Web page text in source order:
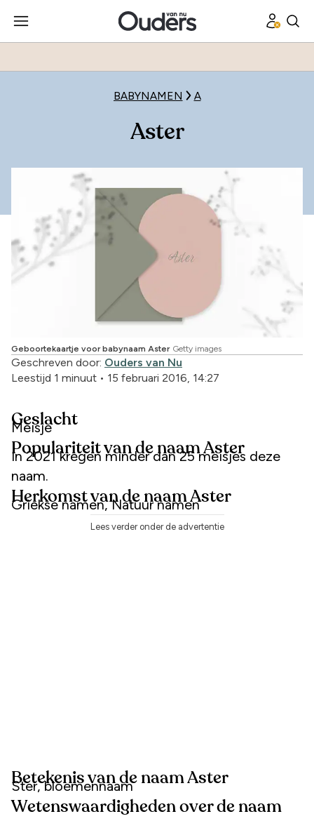
BABYNAMEN A
Aster
Geboortekaartje voor babynaam Aster Getty images
Geschreven door: Ouders van Nu
Leestijd 1 minuut • 15 februari 2016, 14:27
Geslacht
Meisje
Populariteit van de naam Aster
In 2021 kregen minder dan 25 meisjes deze
naam.
Herkomst van de naam Aster
Griekse namen, Natuur namen
Lees verder onder de advertentie
Betekenis van de naam Aster
Ster, bloemennaam
Wetenswaardigheden over de naam